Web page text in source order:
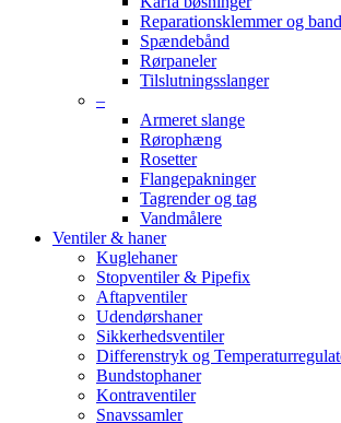
Reparationsklemmer og
Spændebånd
Rørpaneler
Tilslutningsslanger
–
Armeret slange
Rørophæng
Rosetter
Flangepakninger
Tagrender og tag
Vandmålere
Ventiler & haner
Kuglehaner
Stopventiler & Pipefix
Aftapventiler
Udendørshaner
Sikkerhedsventiler
Differenstryk og
Bundstophaner
Kontraventiler
Snavssamler